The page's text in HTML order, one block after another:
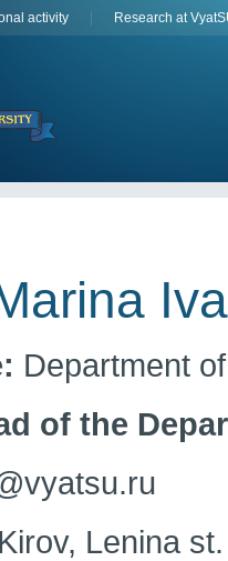
activity Research at
Department
of the
Lenina